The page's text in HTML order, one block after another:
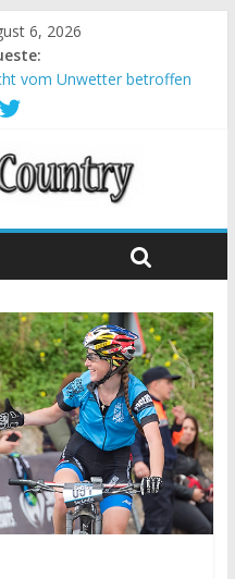
6, 2026
vom Unwetter betroffen
Mountainbike-Bundesliga
Carod und Richards
Weltmeister Seewald führt
ersten XCO-Rennen der